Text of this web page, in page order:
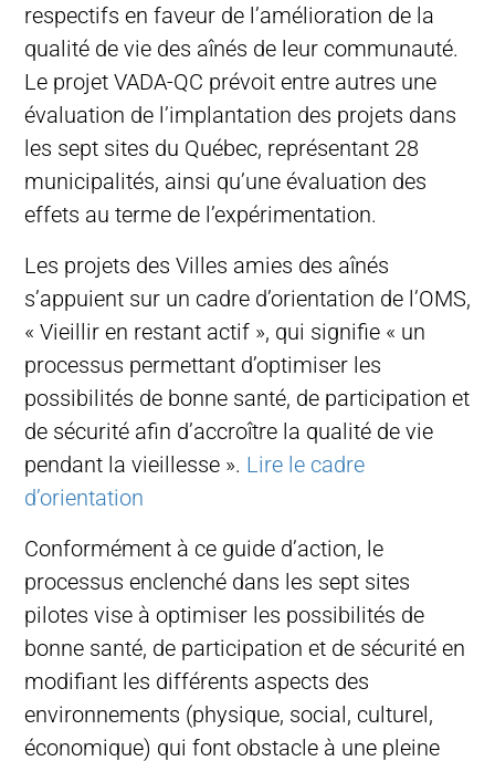
respectifs en faveur de l’amélioration de la
qualité de vie des aînés de leur communauté.
Le projet VADA-QC prévoit entre autres une
évaluation de l’implantation des projets dans
les sept sites du Québec, représentant 28
municipalités, ainsi qu’une évaluation des
effets au terme de l’expérimentation.
Les projets des Villes amies des aînés
s’appuient sur un cadre d’orientation de l’OMS,
« Vieillir en restant actif », qui signifie « un
processus permettant d’optimiser les
possibilités de bonne santé, de participation et
de sécurité afin d’accroître la qualité de vie
pendant la vieillesse ». Lire le cadre
d’orientation
Conformément à ce guide d’action, le
processus enclenché dans les sept sites
pilotes vise à optimiser les possibilités de
bonne santé, de participation et de sécurité en
modifiant les différents aspects des
environnements (physique, social, culturel,
économique) qui font obstacle à une pleine